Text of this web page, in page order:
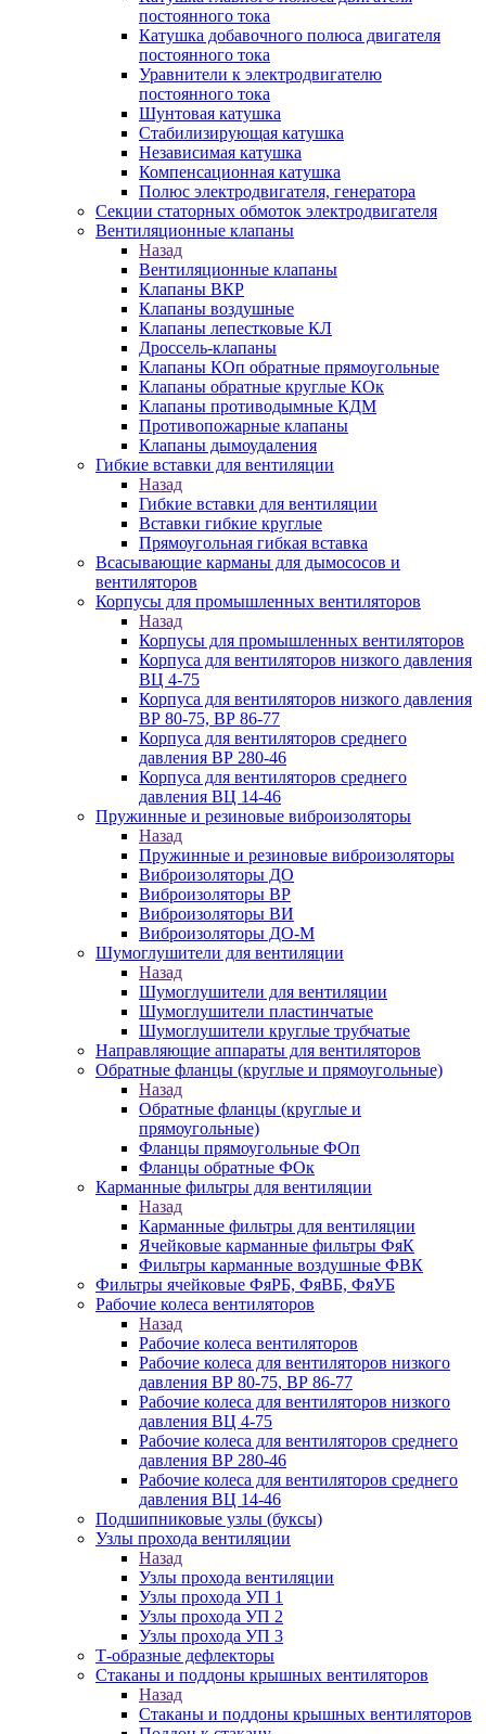
постоянного тока
Катушка добавочного полюса двигателя
постоянного тока
Уравнители к электродвигателю
постоянного тока
Шунтовая катушка
Стабилизирующая катушка
Независимая катушка
Компенсационная катушка
Полюс электродвигателя, генератора
Секции статорных обмоток электродвигателя
Вентиляционные клапаны
Назад
Вентиляционные клапаны
Клапаны ВКР
Клапаны воздушные
Клапаны лепестковые КЛ
Дроссель-клапаны
Клапаны КОп обратные прямоугольные
Клапаны обратные круглые КОк
Клапаны противодымные КДМ
Противопожарные клапаны
Клапаны дымоудаления
Гибкие вставки для вентиляции
Назад
Гибкие вставки для вентиляции
Вставки гибкие круглые
Прямоугольная гибкая вставка
Всасывающие карманы для дымососов и
вентиляторов
Корпусы для промышленных вентиляторов
Назад
Корпусы для промышленных вентиляторов
Корпуса для вентиляторов низкого давления
ВЦ 4-75
Корпуса для вентиляторов низкого давления
ВР 80-75, ВР 86-77
Корпуса для вентиляторов среднего
давления ВР 280-46
Корпуса для вентиляторов среднего
давления ВЦ 14-46
Пружинные и резиновые виброизоляторы
Назад
Пружинные и резиновые виброизоляторы
Виброизоляторы ДО
Виброизоляторы ВР
Виброизоляторы ВИ
Виброизоляторы ДО-М
Шумоглушители для вентиляции
Назад
Шумоглушители для вентиляции
Шумоглушители пластинчатые
Шумоглушители круглые трубчатые
Направляющие аппараты для вентиляторов
Обратные фланцы (круглые и прямоугольные)
Назад
Обратные фланцы (круглые и
прямоугольные)
Фланцы прямоугольные ФОп
Фланцы обратные ФОк
Карманные фильтры для вентиляции
Назад
Карманные фильтры для вентиляции
Ячейковые карманные фильтры ФяК
Фильтры карманные воздушные ФВК
Фильтры ячейковые ФяРБ, ФяВБ, ФяУБ
Рабочие колеса вентиляторов
Назад
Рабочие колеса вентиляторов
Рабочие колеса для вентиляторов низкого
давления ВР 80-75, ВР 86-77
Рабочие колеса для вентиляторов низкого
давления ВЦ 4-75
Рабочие колеса для вентиляторов среднего
давления ВР 280-46
Рабочие колеса для вентиляторов среднего
давления ВЦ 14-46
Подшипниковые узлы (буксы)
Узлы прохода вентиляции
Назад
Узлы прохода вентиляции
Узлы прохода УП 1
Узлы прохода УП 2
Узлы прохода УП 3
Т-образные дефлекторы
Стаканы и поддоны крышных вентиляторов
Назад
Стаканы и поддоны крышных вентиляторов